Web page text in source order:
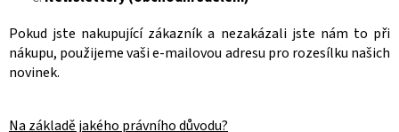
Pokud jste nakupující zákazník a nezakázali jste nám to při
nákupu, použijeme vaši e-mailovou adresu pro rozesílku našich
novinek.
Na základě jakého právního důvodu?